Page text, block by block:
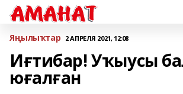
Яңылыҡтар 2 АПРЕЛЯ 2021, 12:08
Иғтибар! Уҡыусы
юғалған